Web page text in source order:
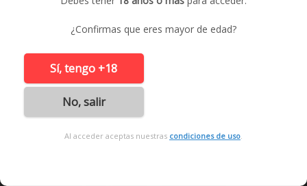
¿Confirmas que eres mayor de edad?
Sí, tengo +18
No, salir
Al acceder aceptas nuestras condiciones de uso.